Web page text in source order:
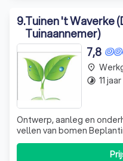
9.Tuinen 't Waverke
Tuinaannemer)
7,8
Ontwerp, aanleg en
vellen van bomen
verhardingswerken,
grasmatten, snoei
place
timelapse 11